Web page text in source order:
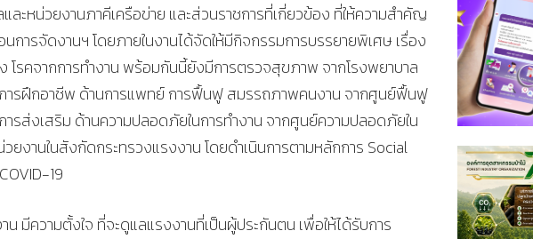
ะหน่วยงานภาคีเครือข่าย และส่วนราชการที่เกี่ยวข้อง ที่ให้ความสําคัญ
ารจัดงานฯ โดยภายในงานได้จัดให้มีกิจกรรมการบรรยายพิเศษ เรื่อง
โรคจากการทํางาน พร้อมกันนี้ยังมีการตรวจสุขภาพ จากโรงพยาบาล
ารฝึกอาชีพ ด้านการแพทย์ การฟื้นฟู สมรรถภาพคนงาน จากศูนย์ฟื้นฟู
ส่งเสริม ด้านความปลอดภัยในการทํางาน จากศูนย์ความปลอดภัยใน
งานในสังกัดกระทรวงแรงงาน โดยดําเนินการตามหลักการ Social
19
มีความตั้งใจ ที่จะดูแลแรงงานที่เป็นผู้ประกันตน เพื่อให้ได้รับการ